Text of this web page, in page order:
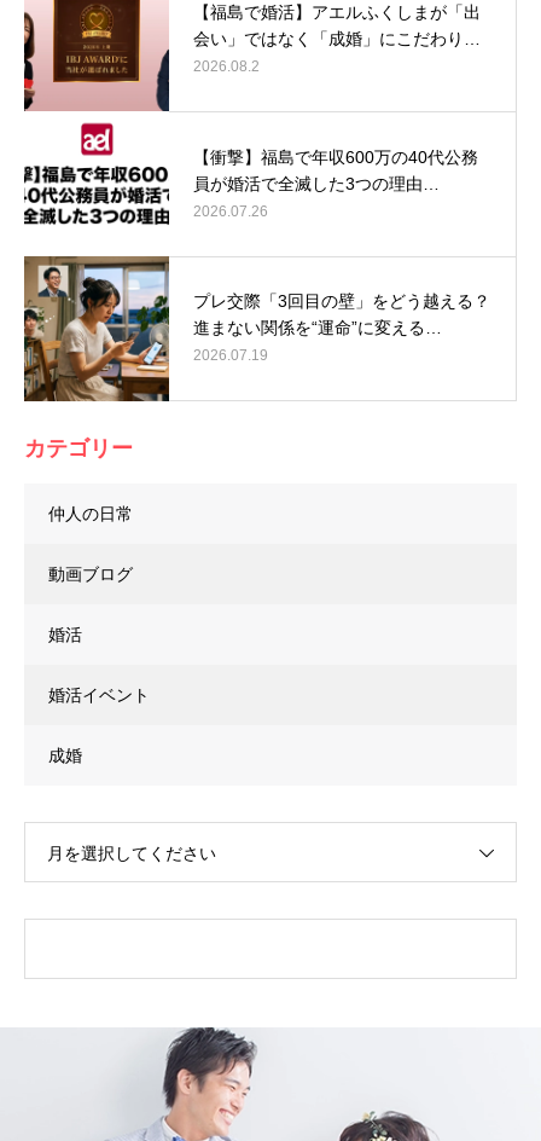
【福島で婚活】アエルふくしまが「出
会い」ではなく「成婚」にこだわり…
2026.08.2
【衝撃】福島で年収600万の40代公務
員が婚活で全滅した3つの理由…
2026.07.26
プレ交際「3回目の壁」をどう越える？
進まない関係を“運命”に変える…
2026.07.19
カテゴリー
仲人の日常
動画ブログ
婚活
婚活イベント
成婚
月を選択してください